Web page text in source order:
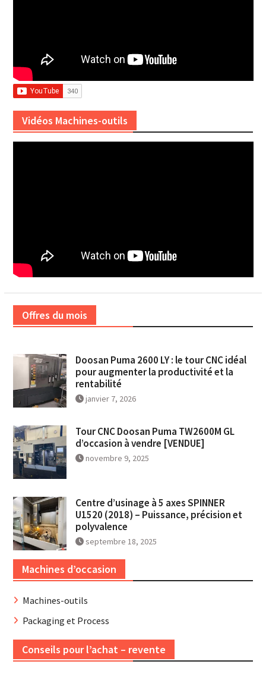
Vidéos Machines-outils
Offres du mois
Doosan Puma 2600 LY : le tour CNC idéal
pour augmenter la productivité et la
rentabilité
janvier 7, 2026
Tour CNC Doosan Puma TW2600M GL
d’occasion à vendre [VENDUE]
novembre 9, 2025
Centre d’usinage à 5 axes SPINNER
U1520 (2018) – Puissance, précision et
polyvalence
septembre 18, 2025
Machines d’occasion
Machines-outils
Packaging et Process
Conseils pour l’achat – revente